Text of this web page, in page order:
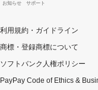
お知らせ サポート
利用規約・ガイドライン
商標・登録商標について
ソフトバンク人権ポリシー
PayPay Code of Ethics &